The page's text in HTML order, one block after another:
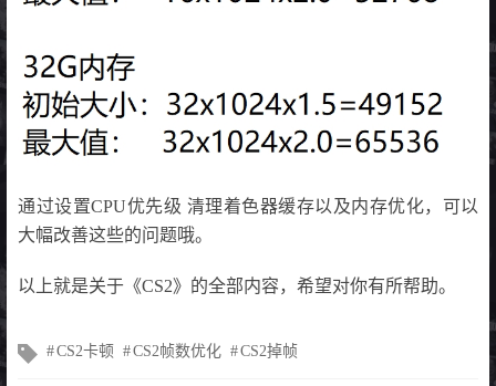
通过设置CPU优先级 清理着色器缓存以及内存优化，可以
大幅改善这些的问题哦。
以上就是关于《CS2》的全部内容，希望对你有所帮助。
文CS2卡顿 CS2帧数优化 CS2掉帧